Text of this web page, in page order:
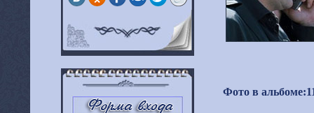
Фото в альбоме: